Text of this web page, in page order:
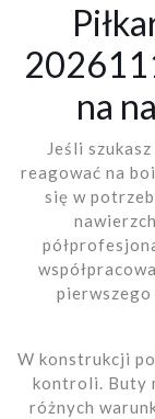
na
Jeśli
reagować na
się w
pierwszego
W konstrukcji
kontroli. Buty
różnych